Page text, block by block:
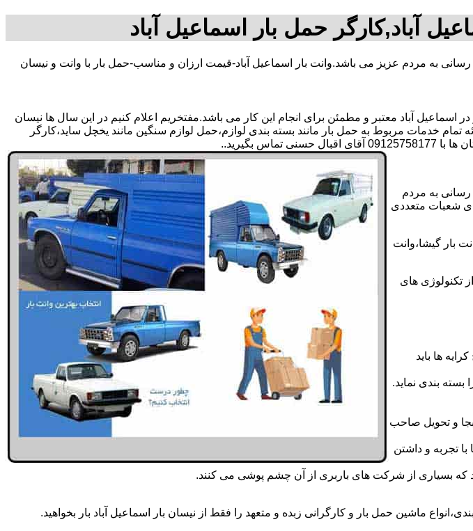
آباد,کارگر حمل بار اسماعیل آباد
به مردم عزیز می باشد.وانت بار اسماعیل آباد-قیمت ارزان و مناسب-حمل بار با وانت و نیسان
آباد معتبر و مطمئن برای انجام این کار می باشد.مفتخریم اعلام کنیم در این سال ها نیسان
تمام خدمات مربوط به حمل بار مانند بسته بندی لوازم،حمل لوازم سنگین مانند یخچل ساید،کارگر
بگیرید..
رسانی به مردم
شعبات متعددی
بار گیشا،وانت
تکنولوژی های
ها باید
بسته بندی نماید.
و تحویل صاحب
تجربه و داشتن
که بسیاری از شرکت های باربری از آن چشم پوشی می کنند.
ماشین حمل بار و کارگرانی زبده و متعهد را فقط از نیسان بار اسماعیل آباد بار بخواهید.